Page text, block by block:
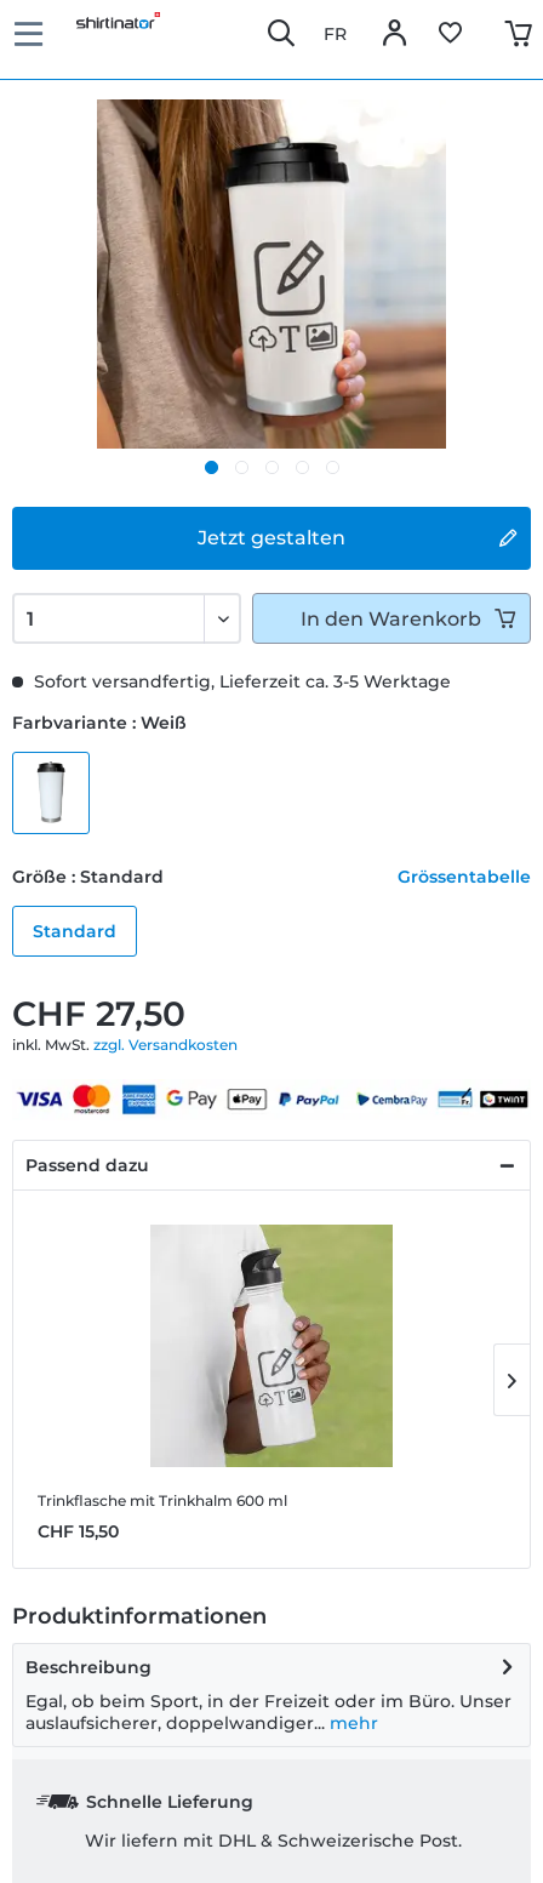
FR
Jetzt gestalten
CHF 27,50
inkl. MwSt. zzgl. Versandkosten
Sofort versandfertig, Lieferzeit ca. 3-5 Werktage
Farbvariante : Weiß
Größe : Standard Grössentabelle
Standard
In den Warenkorb
Passend dazu
Trinkflasche mit Trinkhalm 600 ml
CHF 15,50
Produktinformationen
Beschreibung
Egal, ob beim Sport, in der Freizeit oder im Büro. Unser
auslaufsicherer, doppelwandiger... mehr
Schnelle Lieferung
Wir liefern mit DHL & Schweizerische Post.